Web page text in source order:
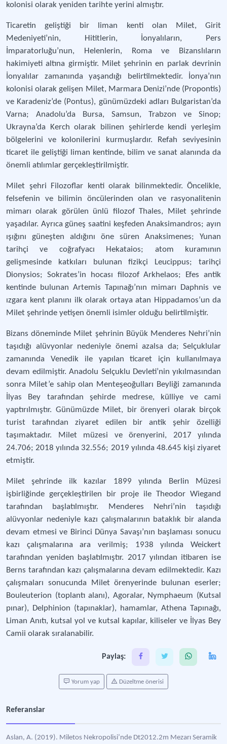
kolonisi olarak yeniden tarihte yerini almıştır.
Ticaretin geliştiği bir liman kenti olan Milet, Girit
Medeniyeti’nin, Hititlerin, İonyalıların, Pers
İmparatorluğu’nun, Helenlerin, Roma ve Bizanslıların
hakimiyeti altına girmiştir. Milet şehrinin en parlak devrinin
İonyalılar zamanında yaşandığı belirtilmektedir. İonya’nın
kolonisi olarak gelişen Milet, Marmara Denizi’nde (Propontis)
ve Karadeniz’de (Pontus), günümüzdeki adları Bulgaristan’da
Varna; Anadolu’da Bursa, Samsun, Trabzon ve Sinop;
Ukrayna’da Kerch olarak bilinen şehirlerde kendi yerleşim
bölgelerini ve kolonilerini kurmuşlardır. Refah seviyesinin
ticaret ile geliştiği liman kentinde, bilim ve sanat alanında da
önemli atılımlar gerçekleştirilmiştir.
Milet şehri Filozoflar kenti olarak bilinmektedir. Öncelikle,
felsefenin ve bilimin öncülerinden olan ve rasyonalitenin
mimarı olarak görülen ünlü filozof Thales, Milet şehrinde
yaşadılar. Ayrıca güneş saatini keşfeden Anaksimandros; ayın
ışığını güneşten aldığını öne süren Anaksimenes; Yunan
tarihçi ve coğrafyacı Hekataios; atom kuramının
gelişmesinde katkıları bulunan fizikçi Leucippus; tarihçi
Dionysios; Sokrates’in hocası filozof Arkhelaos; Efes antik
kentinde bulunan Artemis Tapınağı’nın mimarı Daphnis ve
ızgara kent planını ilk olarak ortaya atan Hippadamos’un da
Milet şehrinde yetişen önemli isimler olduğu belirtilmiştir.
Bizans döneminde Milet şehrinin Büyük Menderes Nehri’nin
taşıdığı alüvyonlar nedeniyle önemi azalsa da; Selçuklular
zamanında Venedik ile yapılan ticaret için kullanılmaya
devam edilmiştir. Anadolu Selçuklu Devleti’nin yıkılmasından
sonra Milet’e sahip olan Menteşeoğulları Beyliği zamanında
İlyas Bey tarafından şehirde medrese, külliye ve cami
yaptırılmıştır. Günümüzde Milet, bir örenyeri olarak birçok
turist tarafından ziyaret edilen bir antik şehir özelliği
taşımaktadır. Milet müzesi ve örenyerini, 2017 yılında
24.706; 2018 yılında 32.556; 2019 yılında 48.645 kişi ziyaret
etmiştir.
Milet şehrinde ilk kazılar 1899 yılında Berlin Müzesi
işbirliğinde gerçekleştirilen bir proje ile Theodor Wiegand
tarafından başlatılmıştır. Menderes Nehri’nin taşıdığı
alüvyonlar nedeniyle kazı çalışmalarının bataklık bir alanda
devam etmesi ve Birinci Dünya Savaşı’nın başlaması sonucu
kazı çalışmalarına ara verilmiş; 1938 yılında Weickert
tarafından yeniden başlatılmıştır. 2017 yılından itibaren ise
Berns tarafından kazı çalışmalarına devam edilmektedir. Kazı
çalışmaları sonucunda Milet örenyerinde bulunan eserler;
Bouleuterion (toplantı alanı), Agoralar, Nymphaeum (Kutsal
pınar), Delphinion (tapınaklar), hamamlar, Athena Tapınağı,
Liman Anıtı, kutsal yol ve kutsal kapılar, kiliseler ve İlyas Bey
Camii olarak sıralanabilir.
Paylaş:
Yorum yap Düzeltme önerisi
Referanslar
Aslan, A. (2019). Miletos Nekropolisi’nde Dt2012.2m Mezarı Seramik